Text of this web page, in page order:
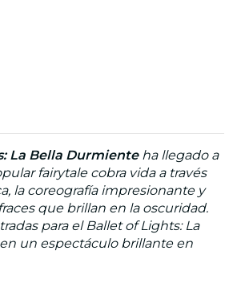
La Bella Durmienteha llegado a
fairytale cobra vida a través
la coreografía impresionante y
que brillan en la oscuridad.
para el Ballet of Lights: La
un espectáculo brillante en